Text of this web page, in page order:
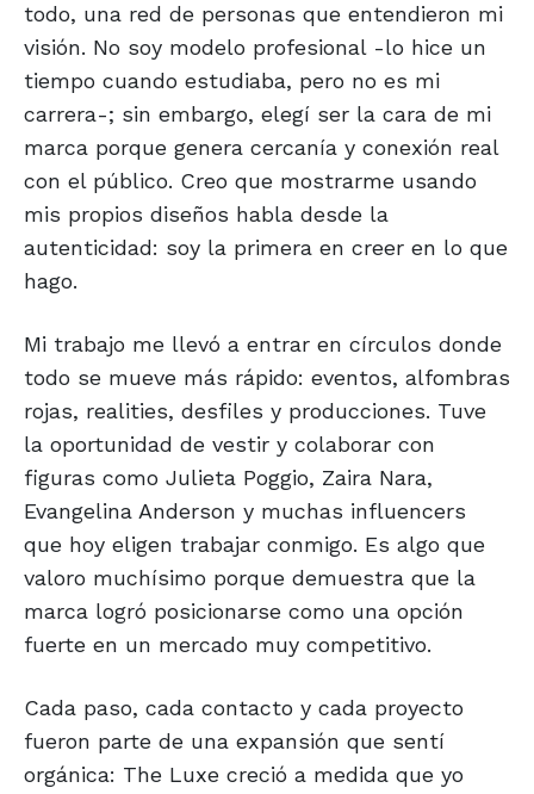
todo, una red de personas que entendieron mi
visión. No soy modelo profesional -lo hice un
tiempo cuando estudiaba, pero no es mi
carrera-; sin embargo, elegí ser la cara de mi
marca porque genera cercanía y conexión real
con el público. Creo que mostrarme usando
mis propios diseños habla desde la
autenticidad: soy la primera en creer en lo que
hago.
Mi trabajo me llevó a entrar en círculos donde
todo se mueve más rápido: eventos, alfombras
rojas, realities, desfiles y producciones. Tuve
la oportunidad de vestir y colaborar con
figuras como Julieta Poggio, Zaira Nara,
Evangelina Anderson y muchas influencers
que hoy eligen trabajar conmigo. Es algo que
valoro muchísimo porque demuestra que la
marca logró posicionarse como una opción
fuerte en un mercado muy competitivo.
Cada paso, cada contacto y cada proyecto
fueron parte de una expansión que sentí
orgánica: The Luxe creció a medida que yo